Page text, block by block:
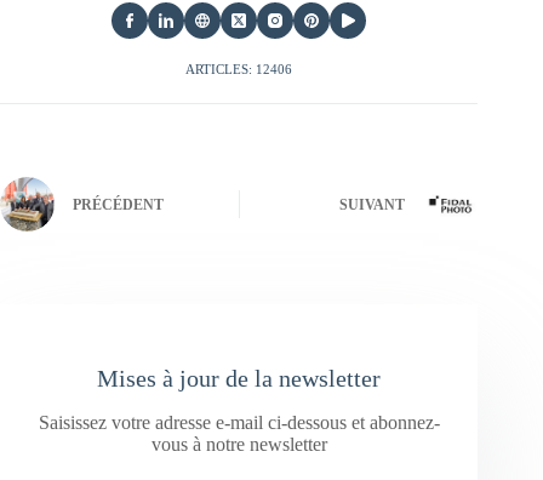
ARTICLES: 12406
PRÉCÉDENT SUIVANT
Mises à jour de la newsletter
Saisissez votre adresse e-mail ci-dessous et abonnez-
vous à notre newsletter